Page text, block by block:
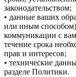
законодательством;
• данные ваших
или иным
коммуникации с
течение срока
прав и интересов;
• технические
разделе Политики.